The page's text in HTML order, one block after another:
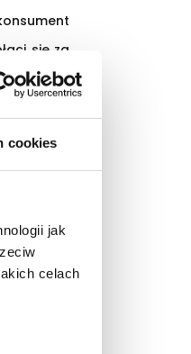
cookies
jak
celach
się za
co
jest jej
klasy